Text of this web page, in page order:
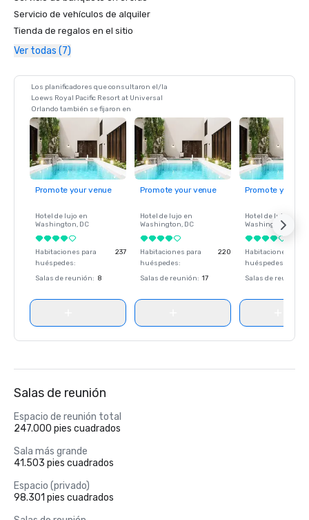
Servicio de vehículos de alquiler
Tienda de regalos en el sitio
Ver todas (7)
Los planificadores que consultaron el/la
Loews Royal Pacific Resort at Universal
Orlando también se fijaron en
Promote your venue
Hotel de lujo en
Washington, DC
Habitaciones para
huéspedes:
237
Salas de reunión: 8
Promote your venue
Hotel de lujo en
Washington, DC
Habitaciones para
huéspedes:
220
Salas de reunión: 17
Promote your
Hotel de lujo en
Washington
Habitaciones para
huéspedes
Salas de reunión
Salas de reunión
Espacio de reunión total
247.000 pies cuadrados
Sala más grande
41.503 pies cuadrados
Espacio (privado)
98.301 pies cuadrados